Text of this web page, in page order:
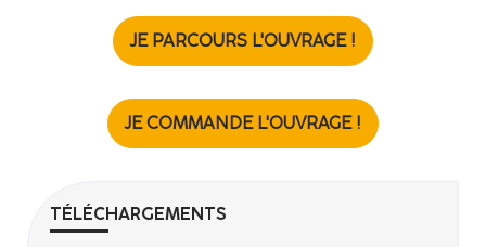
JE PARCOURS L'OUVRAGE !
JE COMMANDE L'OUVRAGE !
TÉLÉCHARGEMENTS